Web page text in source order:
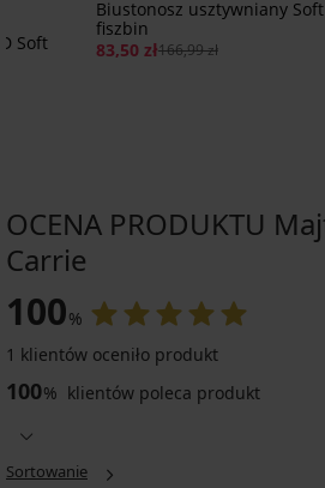
Soft
Biustonosz usztywniany
fiszbin
83,50 zł166,99 zł
OCENA PRODUKTU
Carrie
100%
1 klientów oceniło produkt
100% klientów poleca produkt
Sortowanie